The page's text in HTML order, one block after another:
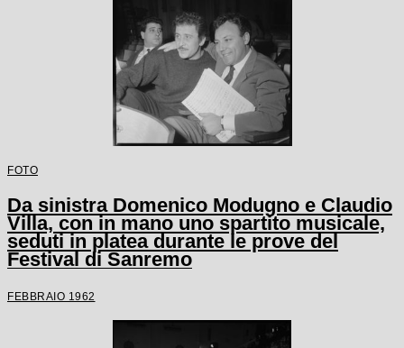
FOTO
Da sinistra Domenico Modugno e Claudio
Villa, con in mano uno spartito musicale,
seduti in platea durante le prove del
Festival di Sanremo
FEBBRAIO 1962